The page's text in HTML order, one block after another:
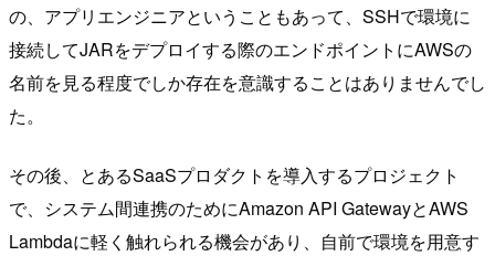
の、アプリエンジニアということもあって、SSHで環境に
接続してJARをデプロイする際のエンドポイントにAWSの
名前を見る程度でしか存在を意識することはありませんでし
た。
その後、とあるSaaSプロダクトを導入するプロジェクト
で、システム間連携のためにAmazon API GatewayとAWS
Lambdaに軽く触れられる機会があり、自前で環境を用意す